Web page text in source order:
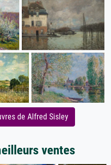
de Alfred Sisley
ventes